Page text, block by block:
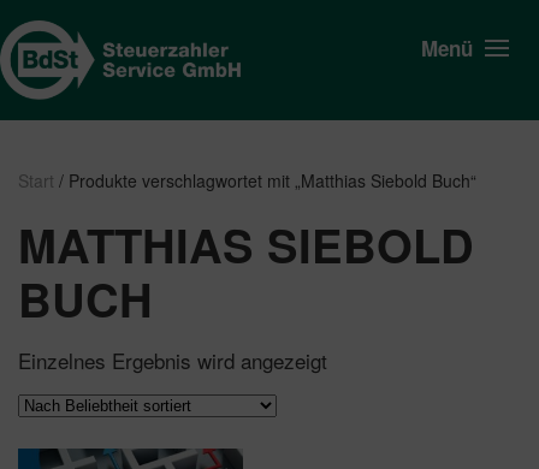
Menü
Start / Produkte verschlagwortet mit „Matthias Siebold Buch“
MATTHIAS SIEBOLD
BUCH
Einzelnes Ergebnis wird angezeigt